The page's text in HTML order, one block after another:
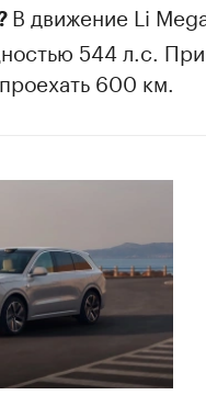
В движение Li
544 л.с.
600 км.